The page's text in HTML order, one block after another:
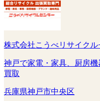
株式会社こうべリサイクル
神戸で家電・家具、厨房
買取
兵庫県神戸市中央区